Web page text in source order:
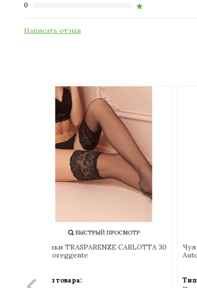
0
Написать отзыв
БЫСТРЫЙ ПРОСМОТР
Чулки TRASPARENZE CARLOTTA 30
Autoreggente
Тип товара: